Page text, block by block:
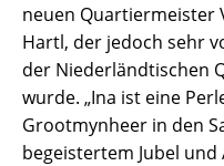
neuen Quartiermeister
Hartl, der jedoch sehr
der Niederländtischen
wurde. „Ina ist eine
Grootmynheer in den
begeistertem Jubel